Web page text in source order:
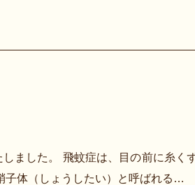
ました。 飛蚊症は、目の前に糸く
子体（しょうしたい）と呼ばれる…